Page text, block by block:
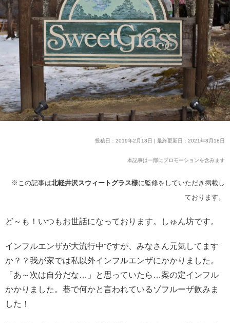
投稿日：2019年2月18日 | 最終更新日：2021年8月18日
本記事は一部にプロモーションを含みます
※この記事は北軽井沢スウィートグラス様に監修をしていただき掲載し
ております。
ど～も！いつもお世話になっております。しゅん坊です。
インフルエンザが大流行中ですが、みなさん元気してます
か？？我が家では私以外インフルエンザにかかりました。
「あ～次は自分だな…」と思っていたら…案の定インフル
かかりました。巷で何かと言われているゾフルーザ飲みま
した！